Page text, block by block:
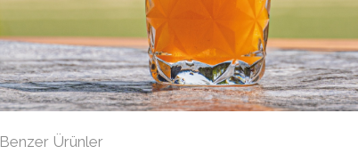
Benzer Ürünler